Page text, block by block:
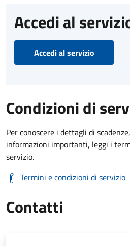
Accedi al
Accedi al servizio
Condizioni di
Per conoscere i dettagli di
informazioni importanti, leggi i
servizio.
Termini e condizioni di servizio
Contatti